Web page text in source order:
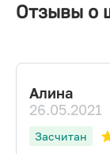
Отзывы о
Алина
26.05.2021
Засчитан